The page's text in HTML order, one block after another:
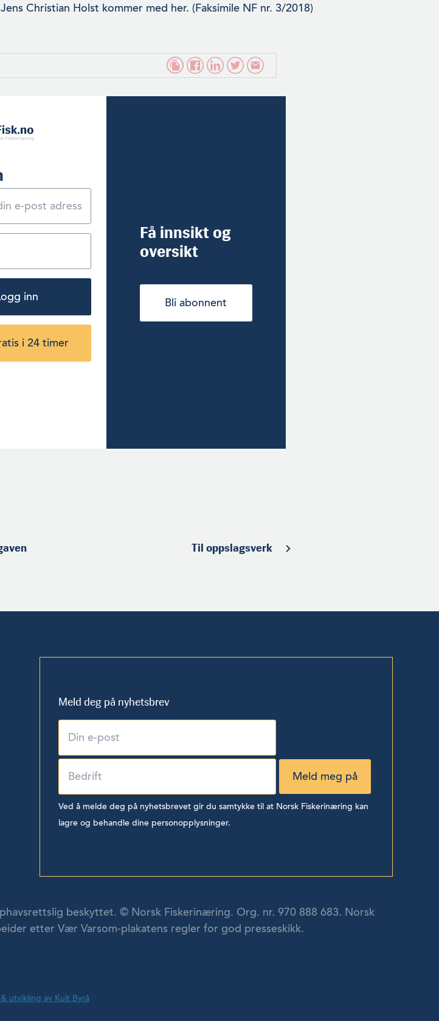
Christian Holst kommer med her. (Faksimile NF nr. 3/2018)
inn
i 24 timer
Få innsikt og
oversikt
Bli abonnent
Til oppslagsverk
Meld deg på nyhetsbrev
Ved å melde deg på nyhetsbrevet gir du samtykke til at Norsk Fiskerinæring kan
lagre og behandle dine personopplysninger.
beskyttet. © Norsk Fiskerinæring. Org. nr. 970 888 683. Norsk
etter Vær Varsom-plakatens regler for god presseskikk.
utvikling av Kult Byrå